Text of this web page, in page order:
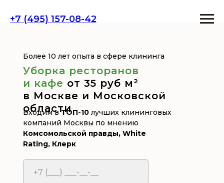
+7 (495) 157-08-42
Уборка ресторанов
и кафе от 35 руб м²
в Москве и Московской
области
Входим вТОП-10 лучших клининговых
компаний Москвы по мнению
Комсомольской правды, White
Rating, Клерк
Более 10 лет опыта в сфере клининга